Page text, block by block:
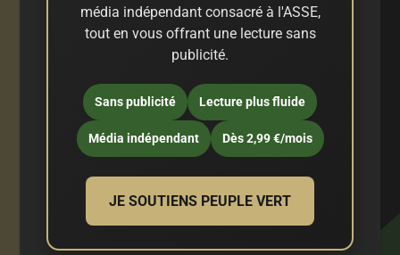
média indépendant consacré à l'ASSE,
tout en vous offrant une lecture sans
publicité.
Sans publicité Lecture plus fluide
Média indépendant Dès 2,99 €/mois
JE SOUTIENS PEUPLE VERT